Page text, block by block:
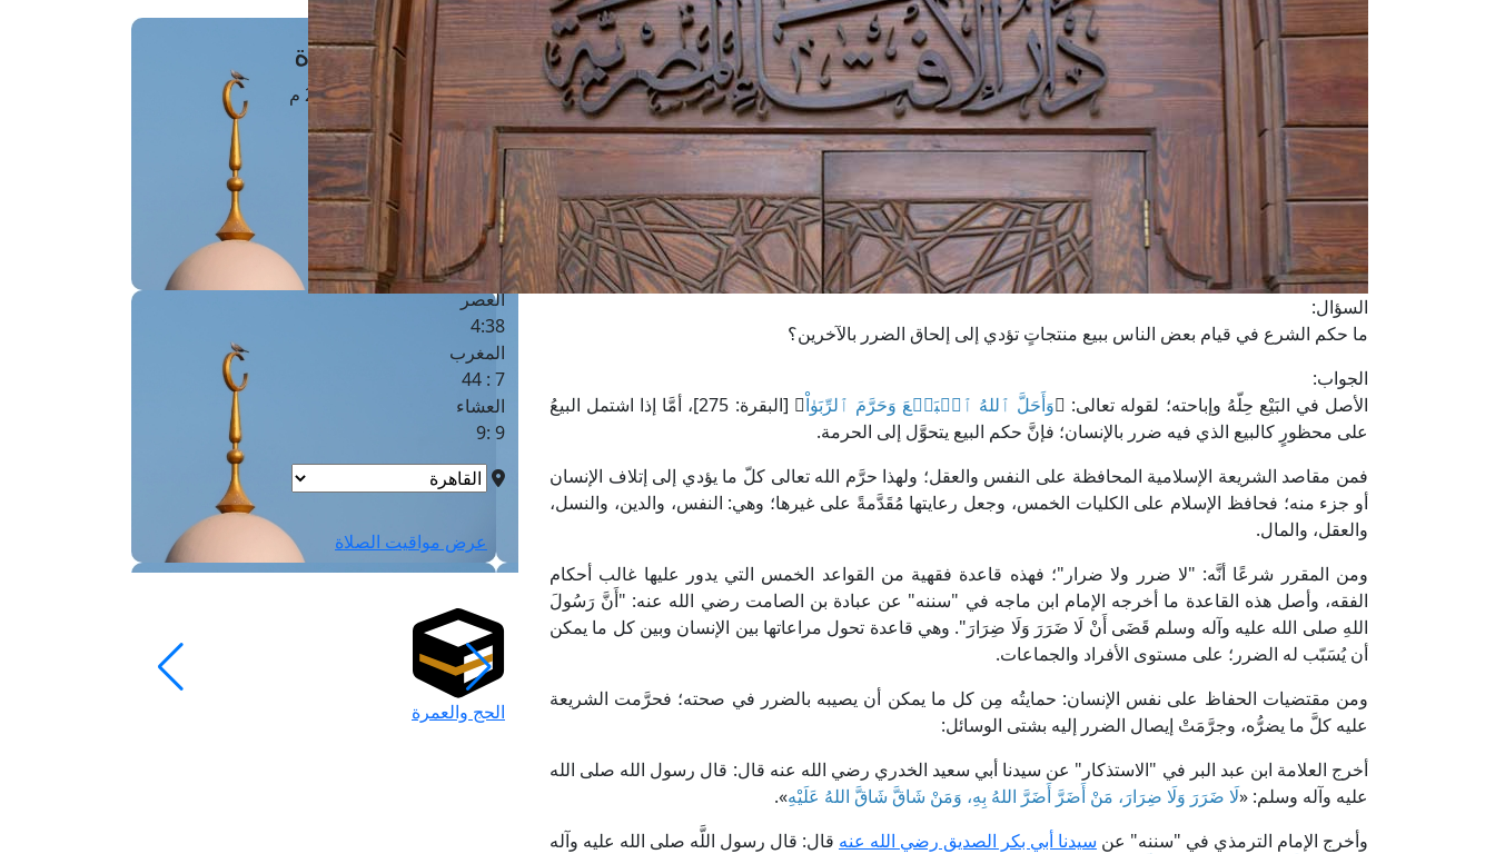
السؤال:
ما حكم الشرع في قيام بعض الناس ببيع منتجاتٍ تؤدي إلى إلحاق الضرر بالآخرين؟
الجواب:
الأصل في البَيْع حِلّهُ وإباحته؛ لقوله تعالى: ﴿وَأَحَلَّ ٱللهُ ٱلۡبَيۡعَ وَحَرَّمَ ٱلرِّبَوٰاْ
﴾ [البقرة: 275]، أمَّا إذا اشتمل البيعُ
على محظورٍ كالبيع الذي فيه ضرر بالإنسان؛ فإنَّ حكم البيع يتحوَّل إلى الحرمة.
فمن مقاصد الشريعة الإسلامية المحافظة على النفس والعقل؛ ولهذا حرَّم الله تعالى كلّ ما يؤدي إلى إتلاف الإنسان
أو جزء منه؛ فحافظ الإسلام على الكليات الخمس، وجعل رعايتها مُقَدَّمةً على غيرها؛ وهي: النفس، والدين، والنسل،
والعقل، والمال.
ومن المقرر شرعًا أنَّه: "لا ضرر ولا ضرار"؛ فهذه قاعدة فقهية من القواعد الخمس التي يدور عليها غالب أحكام
الفقه، وأصل هذه القاعدة ما أخرجه الإمام ابن ماجه في "سننه" عن عبادة بن الصامت رضي الله عنه: "أَنَّ رَسُولَ
اللهِ صلى الله عليه وآله وسلم قَضَى أَنْ لَا ضَرَرَ وَلَا ضِرَارَ". وهي قاعدة تحول مراعاتها بين الإنسان وبين كل ما يمكن
أن يُسَبّب له الضرر؛ على مستوى الأفراد والجماعات.
ومن مقتضيات الحفاظ على نفس الإنسان: حمايتُه مِن كل ما يمكن أن يصيبه بالضرر في صحته؛ فحرَّمت الشريعة
عليه كلَّ ما يضرُّه، وجرَّمَتْ إيصال الضرر إليه بشتى الوسائل:
أخرج العلامة ابن عبد البر في "الاستذكار" عن سيدنا أبي سعيد الخدري رضي الله عنه قال: قال رسول الله صلى الله
عليه وآله وسلم: «لَا ضَرَرَ وَلَا ضِرَارَ، مَنْ أَضَرَّ أَضَرَّ اللهُ بِهِ، وَمَنْ شَاقَّ شَاقَّ اللهُ عَلَيْهِ».
وأخرج الإمام الترمذي في "سننه" عن سيدنا أبي بكر الصديق رضي الله عنه قال: قال رسول اللَّه صلى الله عليه وآله
مَواقِيتُ الصَّـــلاة
القاهرة · 07 أغسطس 2026 م
الفجر
4 :41
الشروق
6 :17
الظهر
العصر
4:38
المغرب
7 : 44
العشاء
9 :9
عرض مواقيت الصلاة
الحج والعمرة